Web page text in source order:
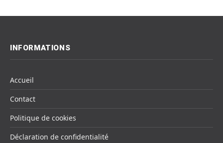
INFORMATIONS
Accueil
Contact
Politique de cookies
Déclaration de confidentialité